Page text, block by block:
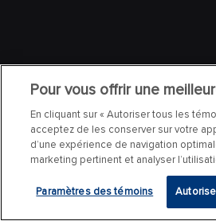
Pour vous offrir une
En cliquant sur « Autoriser tous les
acceptez de les conserver sur votre
d’une expérience de navigation
marketing pertinent et analyser
Paramètres des témoins